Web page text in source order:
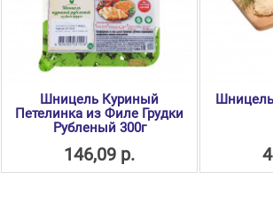
Шницель Куриный
Петелинка из Филе Грудки
Рубленый 300г
146,09 р.